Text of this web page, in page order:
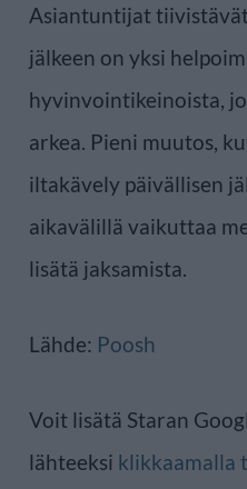
Asiantuntijat
jälkeen on yksi
hyvinvointikeinoista,
arkea. Pieni muutos,
iltakävely päivällisen
aikavälillä vaikuttaa
lisätä jaksamista.
Lähde: Poosh
Voit lisätä Staran
lähteeksi klikkaamalla